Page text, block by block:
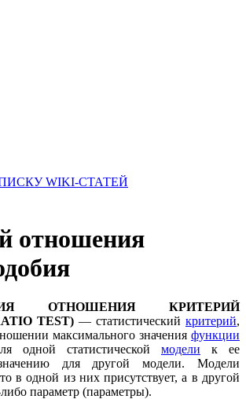
WIKI-СТАТЕЙ
отношения
ОТНОШЕНИЯ КРИТЕРИЙ
TEST) — статистический критерий,
максимального значения функции
одной статистической модели к ее
для другой модели. Модели
в одной из них присутствует, а в другой
либо параметр (параметры).